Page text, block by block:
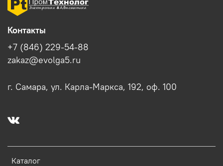
Каталог
Контакты
+7 (846) 229-54-88
zakaz@evolga5.ru
г. Самара, ул. Карла-Маркса, 192, оф. 100